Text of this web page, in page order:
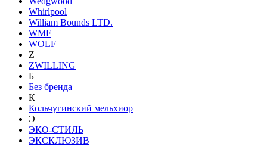
Whirlpool
William Bounds LTD.
WMF
WOLF
Z
ZWILLING
Б
Без бренда
К
Кольчугинский мельхиор
Э
ЭКО-СТИЛЬ
ЭКСКЛЮЗИВ